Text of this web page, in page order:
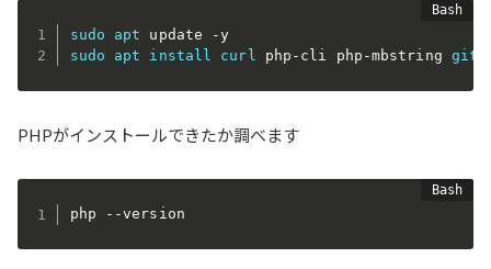
sudo apt
sudo
apt install curl php-cli php-mbstring git
PHPがインストールできたか調べます
php --version